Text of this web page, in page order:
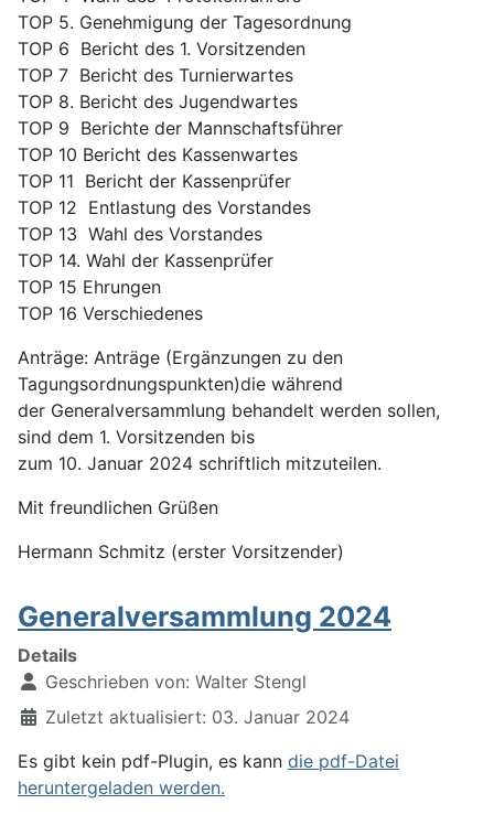
TOP 5. Genehmigung der Tagesordnung
TOP 6 Bericht des 1. Vorsitzenden
TOP 7 Bericht des Turnierwartes
TOP 8. Bericht des Jugendwartes
TOP 9 Berichte der Mannschaftsführer
TOP 10 Bericht des Kassenwartes
TOP 11 Bericht der Kassenprüfer
TOP 12 Entlastung des Vorstandes
TOP 13 Wahl des Vorstandes
TOP 14. Wahl der Kassenprüfer
TOP 15 Ehrungen
TOP 16 Verschiedenes
Anträge: Anträge (Ergänzungen zu den
Tagungsordnungspunkten)die während
der Generalversammlung behandelt werden sollen,
sind dem 1. Vorsitzenden bis
zum 10. Januar 2024 schriftlich mitzuteilen.
Mit freundlichen Grüßen
Hermann Schmitz (erster Vorsitzender)
Generalversammlung 2024
Details
Geschrieben von: Walter Stengl
Zuletzt aktualisiert: 03. Januar 2024
Es gibt kein pdf-Plugin, es kann die pdf-Datei
heruntergeladen werden.